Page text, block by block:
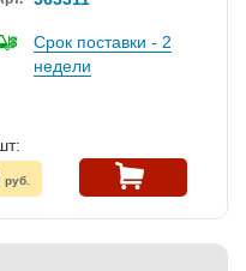
Срок поставки - 2
недели
руб.